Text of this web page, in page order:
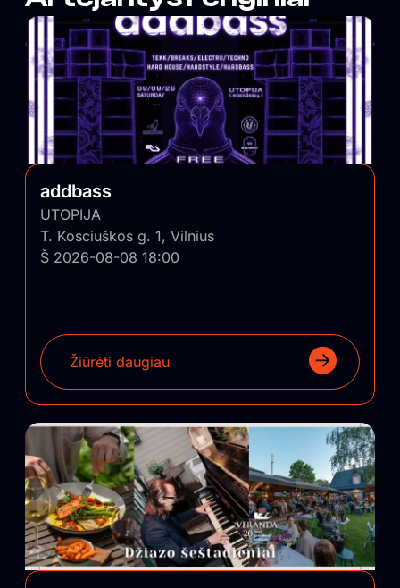
addbass
UTOPIJA
T. Kosciuškos g. 1, Vilnius
Š 2026-08-08 18:00
Žiūrėti daugiau